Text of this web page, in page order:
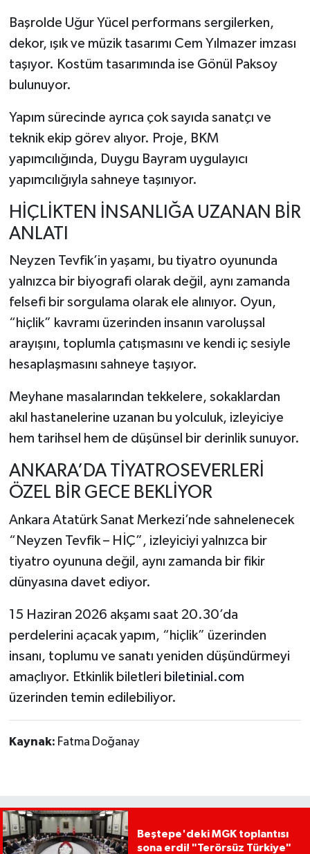
Başrolde Uğur Yücel performans sergilerken,
dekor, ışık ve müzik tasarımı Cem Yılmazerimzası
taşıyor. Kostüm tasarımında ise Gönül Paksoy
bulunuyor.
Yapım sürecinde ayrıca çok sayıda sanatçı ve
teknik ekip görev alıyor. Proje, BKM
yapımcılığında, Duygu Bayram uygulayıcı
yapımcılığıyla sahneye taşınıyor.
HİÇLİKTEN İNSANLIĞA UZANAN BİR
ANLATI
Neyzen Tevfik’in yaşamı, bu tiyatro oyununda
yalnızca bir biyografi olarak değil, aynı zamanda
felsefi bir sorgulama olarak ele alınıyor. Oyun,
“hiçlik” kavramı üzerinden insanın varoluşsal
arayışını, toplumla çatışmasını ve kendi iç sesiyle
hesaplaşmasını sahneye taşıyor.
Meyhane masalarından tekkelere, sokaklardan
akıl hastanelerine uzanan bu yolculuk, izleyiciye
hem tarihsel hem de düşünsel bir derinlik sunuyor.
ANKARA’DA TİYATROSEVERLERİ
ÖZEL BİR GECE BEKLİYOR
Ankara Atatürk Sanat Merkezi’nde sahnelenecek
“Neyzen Tevfik – HİÇ”, izleyiciyi yalnızca bir
tiyatro oyununa değil, aynı zamanda bir fikir
dünyasına davet ediyor.
15 Haziran 2026 akşamı saat 20.30’da
perdelerini açacak yapım, “hiçlik” üzerinden
insanı, toplumu ve sanatı yeniden düşündürmeyi
amaçlıyor. Etkinlik biletleri biletinial.com
üzerinden temin edilebiliyor.
Kaynak: Fatma Doğanay
Beştepe'deki MGK toplantısı
sona erdi! "Terörsüz Türkiye"